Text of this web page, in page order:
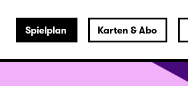
Spielplan Karten & Abo